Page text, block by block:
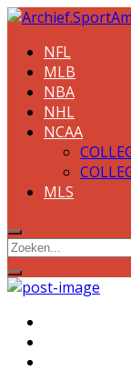
NFL
MLB
NBA
NHL
NCAA
MLS